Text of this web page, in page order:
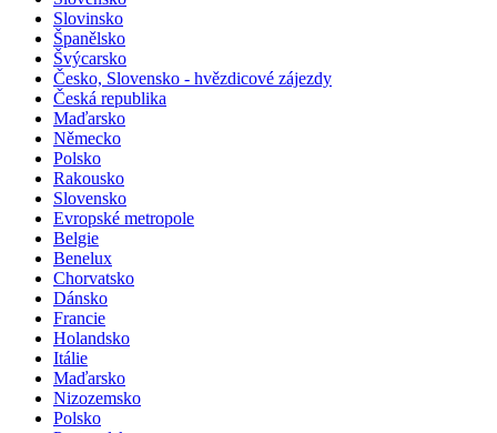
Slovinsko
Španělsko
Švýcarsko
Česko, Slovensko - hvězdicové zájezdy
Česká republika
Maďarsko
Německo
Polsko
Rakousko
Slovensko
Evropské metropole
Belgie
Benelux
Chorvatsko
Dánsko
Francie
Holandsko
Itálie
Maďarsko
Nizozemsko
Polsko